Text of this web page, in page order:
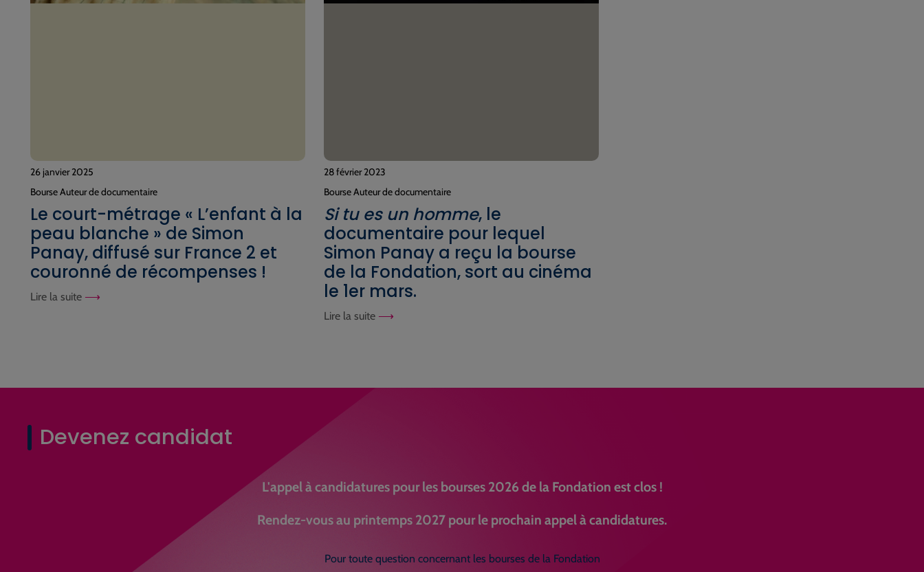
26 janvier 2025
Bourse Auteur de documentaire
Le court-métrage « L’enfant à la
peau blanche » de Simon
Panay, diffusé sur France 2 et
couronné de récompenses !
Lire la suite
28 février 2023
Bourse Auteur de documentaire
Si tu es un homme, le
documentaire pour lequel
Simon Panay a reçu la bourse
de la Fondation, sort au cinéma
le 1er mars.
Lire la suite
Devenez candidat
L'appel à candidatures pour les bourses 2026 de la Fondation est clos !
Rendez-vous au printemps 2027 pour le prochain appel à candidatures.
Pour toute question concernant les bourses de la Fondation